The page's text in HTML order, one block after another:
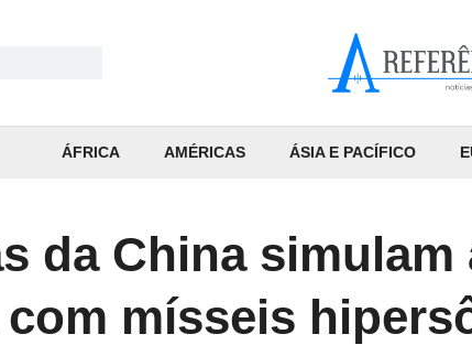
ÁFRICA AMÉRICAS ÁSIA E PACÍFICO
da China simulam
com mísseis